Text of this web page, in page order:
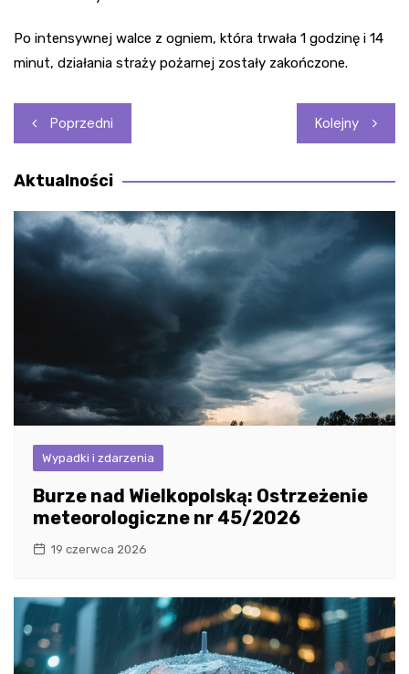
Po intensywnej walce z ogniem, która trwała 1 godzinę i 14
minut, działania straży pożarnej zostały zakończone.
Nawigacja
wpisu
Poprzedni Kolejny
Aktualności
Wypadki i zdarzenia
Burze nad Wielkopolską: Ostrzeżenie
meteorologiczne nr 45/2026
19 czerwca 2026